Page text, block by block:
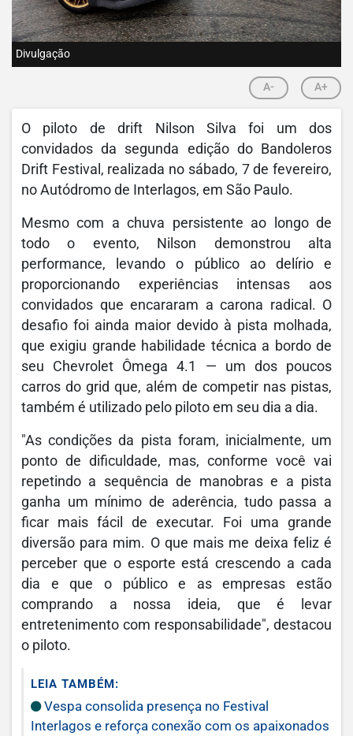
Divulgação
A- A+
O piloto de drift Nilson Silva foi um dos
convidados da segunda edição do Bandoleros
Drift Festival, realizada no sábado, 7 de fevereiro,
no Autódromo de Interlagos, em São Paulo.
Mesmo com a chuva persistente ao longo de
todo o evento, Nilson demonstrou alta
performance, levando o público ao delírio e
proporcionando experiências intensas aos
convidados que encararam a carona radical. O
desafio foi ainda maior devido à pista molhada,
que exigiu grande habilidade técnica a bordo de
seu Chevrolet Ômega 4.1 — um dos poucos
carros do grid que, além de competir nas pistas,
também é utilizado pelo piloto em seu dia a dia.
"As condições da pista foram, inicialmente, um
ponto de dificuldade, mas, conforme você vai
repetindo a sequência de manobras e a pista
ganha um mínimo de aderência, tudo passa a
ficar mais fácil de executar. Foi uma grande
diversão para mim. O que mais me deixa feliz é
perceber que o esporte está crescendo a cada
dia e que o público e as empresas estão
comprando a nossa ideia, que é levar
entretenimento com responsabilidade", destacou
o piloto.
LEIA TAMBÉM:
Vespa consolida presença no Festival
Interlagos e reforça conexão com os apaixonados